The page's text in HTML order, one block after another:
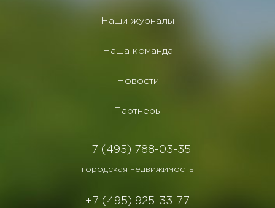
Наши журналы
Наша команда
Новости
Партнеры
+7 (495) 788-03-35
городская недвижимость
+7 (495) 925-33-77